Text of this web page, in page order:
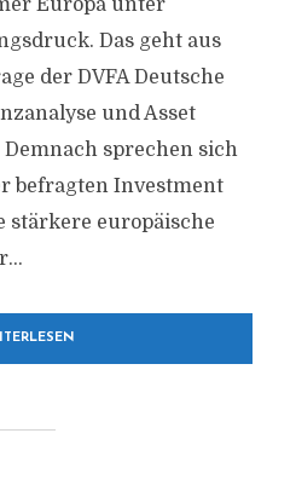
Europa unter
Das geht aus
der DVFA Deutsche
und Asset
sprechen sich
befragten Investment
stärkere europäische